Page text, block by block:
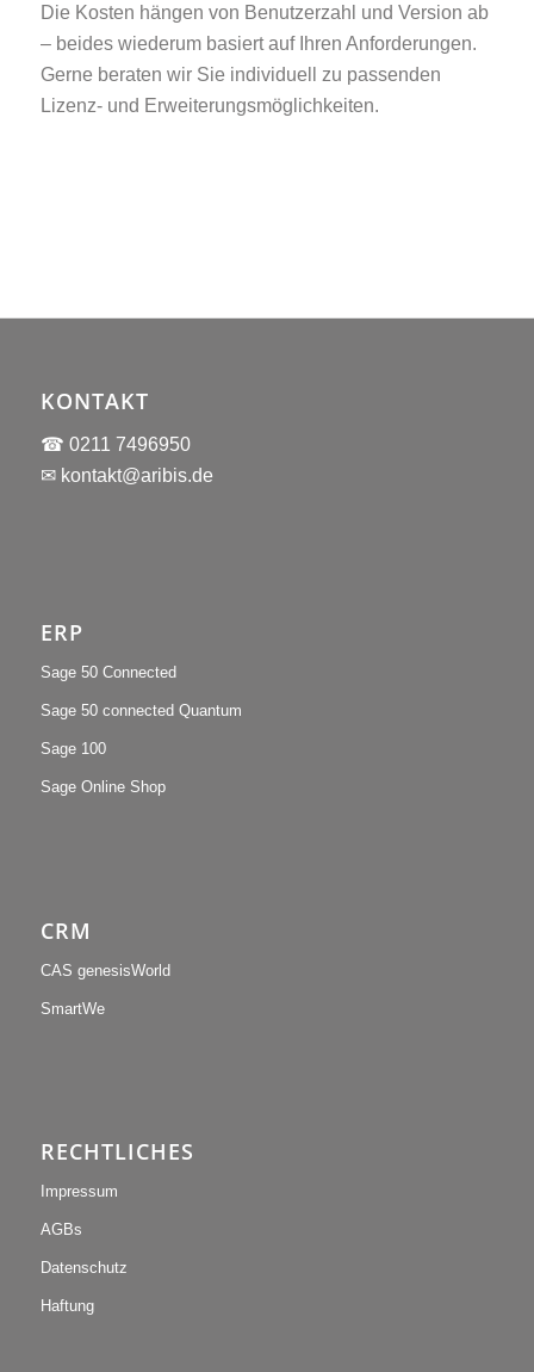
Die Kosten hängen von Benutzerzahl und Version ab
– beides wiederum basiert auf Ihren Anforderungen.
Gerne beraten wir Sie individuell zu passenden
Lizenz- und Erweiterungsmöglichkeiten.
KONTAKT
☎ 0211 7496950
✉ kontakt@aribis.de
ERP
Sage 50 Connected
Sage 50 connected Quantum
Sage 100
Sage Online Shop
CRM
CAS genesisWorld
SmartWe
RECHTLICHES
Impressum
AGBs
Datenschutz
Haftung